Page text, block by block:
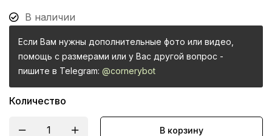
В наличии
Если Вам нужны дополнительные фото или видео,
помощь с размерами или у Вас другой вопрос -
пишите в Telegram: @cornerybot
Количество
В корзину